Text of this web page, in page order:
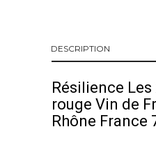
DESCRIPTION
Résilience Les
rouge Vin de
Rhône France